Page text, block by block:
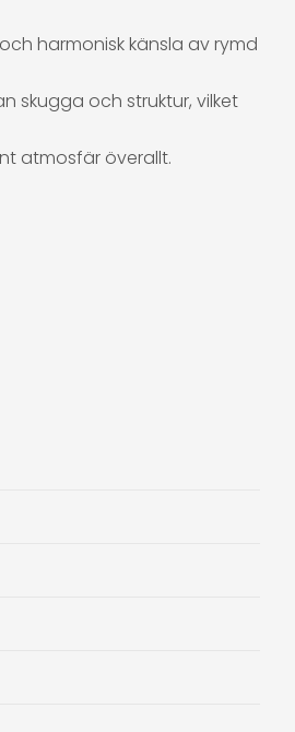
harmonisk känsla av rymd
skugga och struktur, vilket
atmosfär överallt.